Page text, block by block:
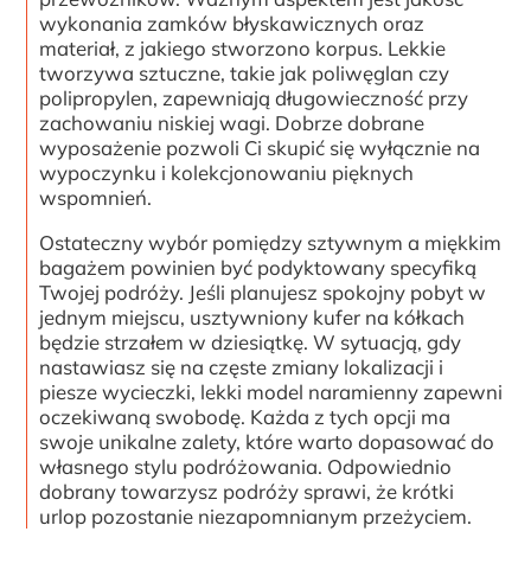
wykonania zamków błyskawicznych oraz
materiał, z jakiego stworzono korpus. Lekkie
tworzywa sztuczne, takie jak poliwęglan czy
polipropylen, zapewniają długowieczność przy
zachowaniu niskiej wagi. Dobrze dobrane
wyposażenie pozwoli Ci skupić się wyłącznie na
wypoczynku i kolekcjonowaniu pięknych
wspomnień.
Ostateczny wybór pomiędzy sztywnym a miękkim
bagażem powinien być podyktowany specyfiką
Twojej podróży. Jeśli planujesz spokojny pobyt w
jednym miejscu, usztywniony kufer na kółkach
będzie strzałem w dziesiątkę. W sytuacją, gdy
nastawiasz się na częste zmiany lokalizacji i
piesze wycieczki, lekki model naramienny zapewni
oczekiwaną swobodę. Każda z tych opcji ma
swoje unikalne zalety, które warto dopasować do
własnego stylu podróżowania. Odpowiednio
dobrany towarzysz podróży sprawi, że krótki
urlop pozostanie niezapomnianym przeżyciem.